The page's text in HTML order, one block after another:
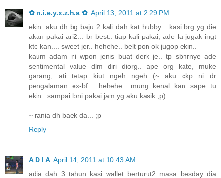
✿ n.i.e.y.x.z.h.a ✿ April 13, 2011 at 2:29 PM
ekin: aku dh bg baju 2 kali dah kat hubby... kasi brg yg die
akan pakai ari2... br best.. tiap kali pakai, ade la jugak ingt
kte kan.... sweet jer.. hehehe.. belt pon ok jugop ekin..
kaum adam ni wpon jenis buat derk je.. tp sbnrnye ade
sentimental value dlm diri diorg.. ape org kate, muke
garang, ati tetap kiut...ngeh ngeh (~ aku ckp ni dr
pengalaman ex-bf... hehehe.. mung kenal kan sape tu
ekin.. sampai loni pakai jam yg aku kasik ;p)
~ rania dh baek da... ;p
Reply
A D I A April 14, 2011 at 10:43 AM
adia dah 3 tahun kasi wallet berturut2 masa besday dia